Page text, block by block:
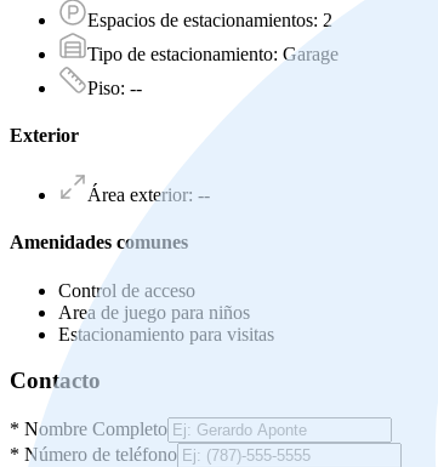
Espacios de estacionamientos: 2
Tipo de estacionamiento: Garage
Piso: --
Exterior
Área exterior: --
Amenidades comunes
Control de acceso
Area de juego para niños
Estacionamiento para visitas
Contacto
* Nombre Completo
* Número de teléfono